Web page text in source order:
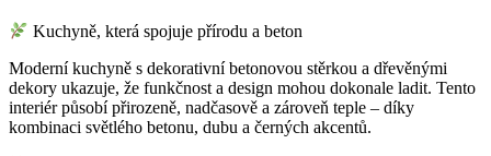
Kuchyně, která spojuje přírodu a beton
Moderní kuchyně s dekorativní betonovou stěrkou a dřevěnými
dekory ukazuje, že funkčnost a design mohou dokonale ladit. Tento
interiér působí přirozeně, nadčasově a zároveň teple – díky
kombinaci světlého betonu, dubu a černých akcentů.